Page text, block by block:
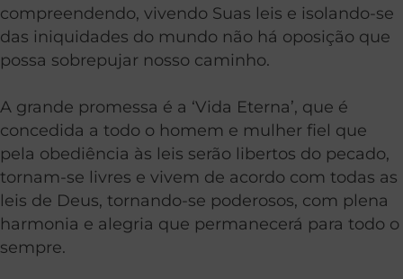
compreendendo, vivendo Suas leis e isolando-se
das iniquidades do mundo não há oposição que
possa sobrepujar nosso caminho.
A grande promessa é a ‘Vida Eterna’, que é
concedida a todo o homem e mulher fiel que
pela obediência às leis serão libertos do pecado,
tornam-se livres e vivem de acordo com todas as
leis de Deus, tornando-se poderosos, com plena
harmonia e alegria que permanecerá para todo o
sempre.